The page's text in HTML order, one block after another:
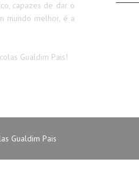
capazes de dar o
mundo melhor, é a
Gualdim Pais!
Gualdim Pais